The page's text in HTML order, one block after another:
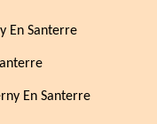
En Santerre
En Santerre